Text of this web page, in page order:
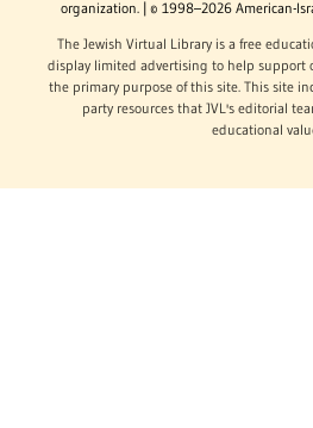
organization. | © 1998–2026 American-
The Jewish Virtual Library is a free
display limited advertising to help support
the primary purpose of this site. This site
party resources that JVL's editorial
educational